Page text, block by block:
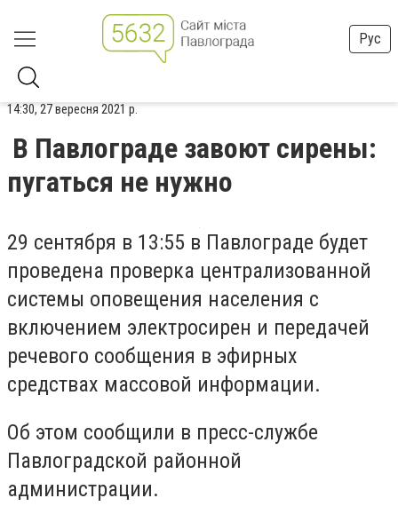
Рус
14:30, 27 вересня 2021 р.
В Павлограде завоют сирены:
пугаться не нужно
29 сентября в 13:55 в Павлограде будет
проведена проверка централизованной
системы оповещения населения с
включением электросирен и передачей
речевого сообщения в эфирных
средствах массовой информации.
Об этом сообщили в пресс-службе
Павлоградской районной
администрации.